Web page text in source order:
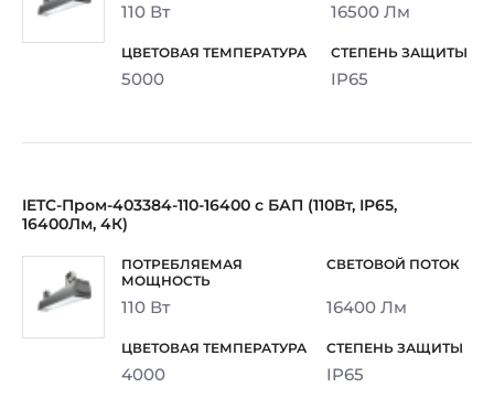
110 Вт 16500 Лм
5000 IP65
IETC-Пром-403384-110-16400 с БАП (110Вт, IP65,
16400Лм, 4К)
110 Вт 16400 Лм
4000 IP65